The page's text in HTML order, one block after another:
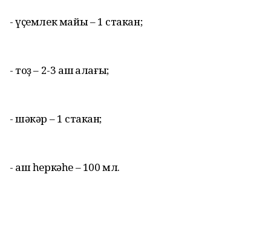
- үҫемлек майы – 1 стакан;
- тоҙ – 2-3 аш ҡалағы;
- шәкәр – 1 стакан;
- аш һеркәһе – 100 мл.